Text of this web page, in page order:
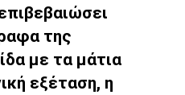
της
με τα μάτια
εξέταση, η